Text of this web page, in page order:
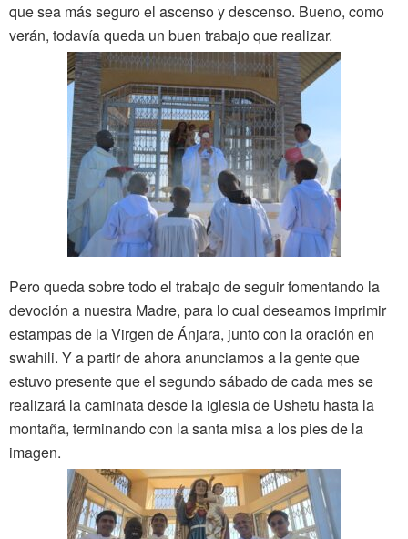
que sea más seguro el ascenso y descenso. Bueno, como
verán, todavía queda un buen trabajo que realizar.
Pero queda sobre todo el trabajo de seguir fomentando la
devoción a nuestra Madre, para lo cual deseamos imprimir
estampas de la Virgen de Ánjara, junto con la oración en
swahili. Y a partir de ahora anunciamos a la gente que
estuvo presente que el segundo sábado de cada mes se
realizará la caminata desde la iglesia de Ushetu hasta la
montaña, terminando con la santa misa a los pies de la
imagen.